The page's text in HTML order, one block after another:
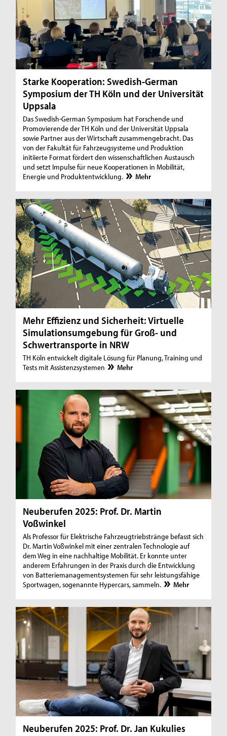
Starke Kooperation: Swedish-German
Symposium der TH Köln und der Universität
Uppsala
Das Swedish-German Symposium hat Forschende und
Promovierende der TH Köln und der Universität Uppsala
sowie Partner aus der Wirtschaft zusammengebracht. Das
von der Fakultät für Fahrzeugsysteme und Produktion
initiierte Format fördert den wissenschaftlichen Austausch
und setzt Impulse für neue Kooperationen in Mobilität,
Energie und Produktentwicklung.
Mehr
Mehr Effizienz und Sicherheit: Virtuelle
Simulationsumgebung für Groß- und
Schwertransporte in NRW
TH Köln entwickelt digitale Lösung für Planung, Training und
Tests mit Assistenzsystemen
Mehr
Neuberufen 2025: Prof. Dr. Martin
Voßwinkel
Als Professor für Elektrische Fahrzeugtriebstränge befasst sich
Dr. Martin Voßwinkel mit einer zentralen Technologie auf
dem Weg in eine nachhaltige Mobilität. Er konnte unter
anderem Erfahrungen in der Praxis durch die Entwicklung
von Batteriemanagementsystemen für sehr leistungsfähige
Sportwagen, sogenannte Hypercars, sammeln.
Mehr
Neuberufen 2025: Prof. Dr. Jan Kukulies